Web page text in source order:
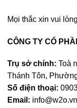
Mọi thắc xin vui
CÔNG TY CỔ
Trụ sở chính: Toà
Thánh Tôn,
Số điện thoại:
Email: info@w2o.vn